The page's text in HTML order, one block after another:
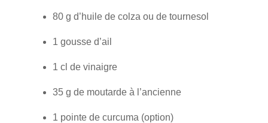
80 g d’huile de colza ou de tournesol
1 gousse d’ail
1 cl de vinaigre
35 g de moutarde à l’ancienne
1 pointe de curcuma (option)